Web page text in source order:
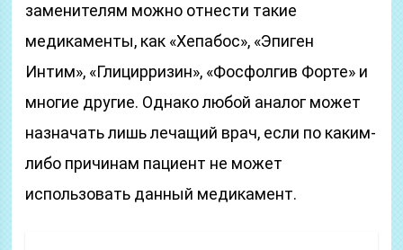
заменителям можно отнести такие
медикаменты, как «Хепабос», «Эпиген
Интим», «Глицирризин», «Фосфолгив Форте» и
многие другие. Однако любой аналог может
назначать лишь лечащий врач, если по каким-
либо причинам пациент не может
использовать данный медикамент.